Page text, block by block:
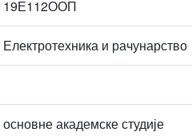
19Е112ООП
Електротехника и рачунарство
основне академске студије